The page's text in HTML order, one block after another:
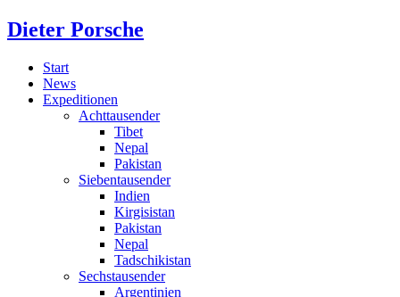
Dieter Porsche
Start
News
Expeditionen
Achttausender
Tibet
Nepal
Pakistan
Siebentausender
Indien
Kirgisistan
Pakistan
Nepal
Tadschikistan
Sechstausender
Argentinien